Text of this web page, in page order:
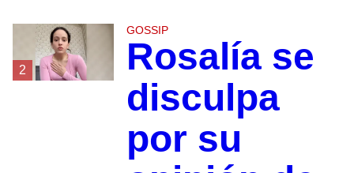
2
GOSSIP
Rosalía se
disculpa
por su